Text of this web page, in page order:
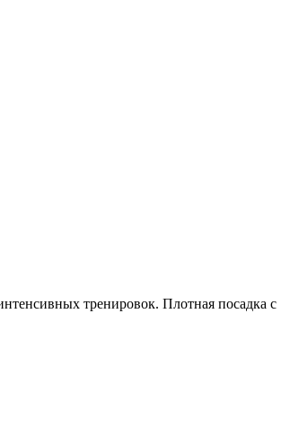
тренировок. Плотная посадка с